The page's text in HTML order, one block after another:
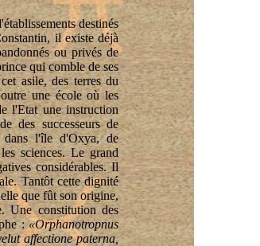
destinés
il existe déjà
ou privés de
qui comble de ses
asile, des terres du
une école où les
l'Etat une instruction
des successeurs de
dans l'île d'Oxya, de
sciences. Le grand
considérables. Il
Tantôt cette dignité
que fût son origine,
Une constitution des
:«Orphanotropnus
affectione paterna,